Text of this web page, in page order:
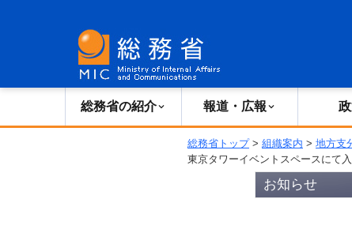
総務省の紹介 報道・広報
総務省トップ> 組織案内 > 地方支
東京タワーイベントスペースにて
お知らせ